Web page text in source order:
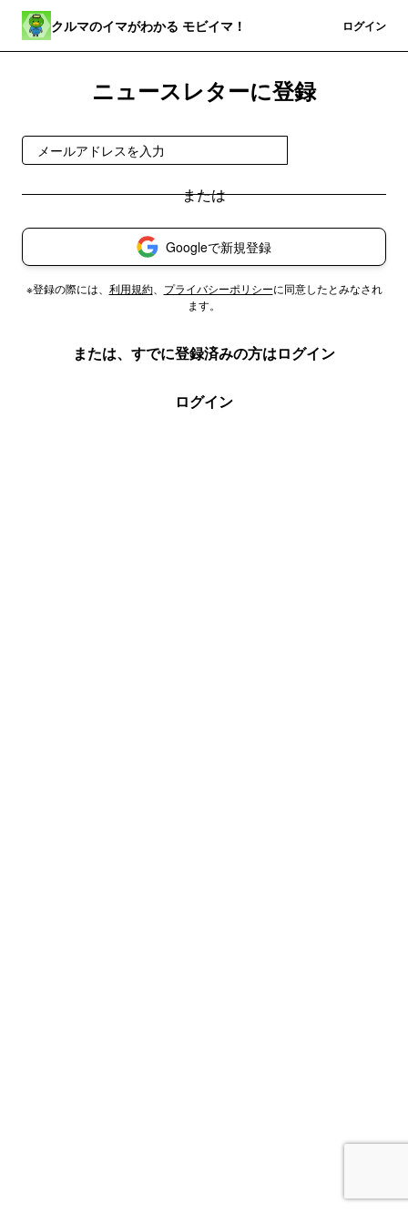
クルマのイマがわかる モビイマ！ ログイン
ニュースレターに登録
Googleで新規登録
※登録の際には、 利用規約、 プライバシーポリシーに同意したとみなされ
ます。
または、すでに登録済みの方はログイン
ログイン